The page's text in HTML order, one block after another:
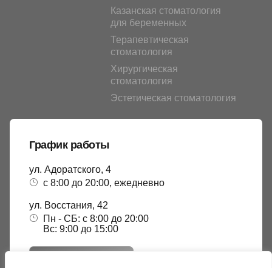
Казанская стоматология
для беременных
Терапевтическая
стоматология
Хирургическая
стоматология
Эстетическая стоматология
График работы
ул. Адоратского, 4
с 8:00 до 20:00, ежедневно
ул. Восстания, 42
Пн - СБ: с 8:00 до 20:00
Вс: 9:00 до 15:00